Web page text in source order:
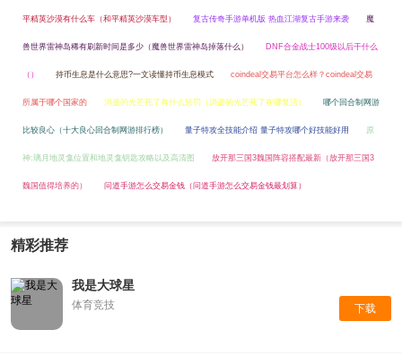
平精英沙漠有什么车（和平精英沙漠车型） 复古传奇手游单机版 热血江湖复古手游来袭 魔
兽世界雷神岛稀有刷新时间是多少（魔兽世界雷神岛掉落什么） DNF合金战士100级以后干什么
（） 持币生息是什么意思?一文读懂持币生息模式 coindeal交易平台怎么样？coindeal交易
所属于哪个国家的 消逝的光芒死了有什么惩罚（消逝的光芒死了在哪复活） 哪个回合制网游
比较良心（十大良心回合制网游排行榜） 量子特攻全技能介绍 量子特攻哪个好技能好用 原
神:璃月地灵龛位置和地灵龛钥匙攻略以及高清图 放开那三国3魏国阵容搭配最新（放开那三国3
魏国值得培养的） 问道手游怎么交易金钱（问道手游怎么交易金钱最划算）
精彩推荐
我是大球星
体育竞技 下载